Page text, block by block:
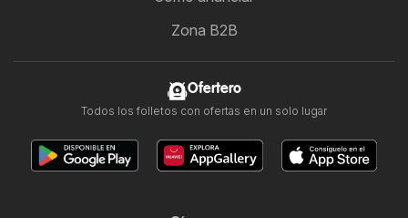
Zona B2B
Ofertero
Todos los folletos con ofertas en un solo lugar